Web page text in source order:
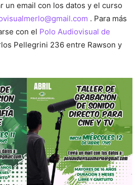
un email con los datos y el curso
. Para más
con el Polo Audiovisual de
Pellegrini 236 entre Rawson y